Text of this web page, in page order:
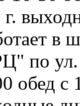
в
по ул.
обед